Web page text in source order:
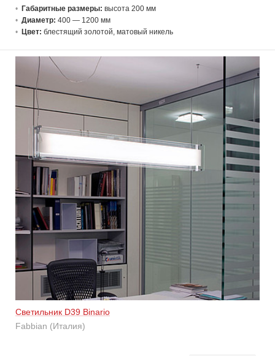
Габаритные размеры: высота 200 мм
Диаметр: 400 — 1200 мм
Цвет: блестящий золотой, матовый никель
Светильник D39 Binario
Fabbian (Италия)